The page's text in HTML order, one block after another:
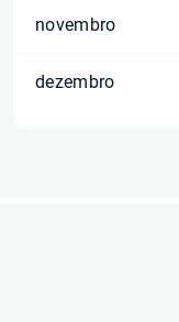
novembro
dezembro